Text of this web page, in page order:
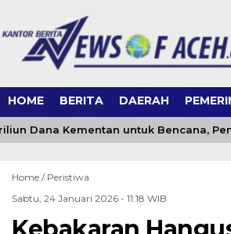
HOME BERITA DAERAH
Dana Kementan untuk Bencana,
Home / Peristiwa
Sabtu, 24 Januari 2026 - 11:18 WIB